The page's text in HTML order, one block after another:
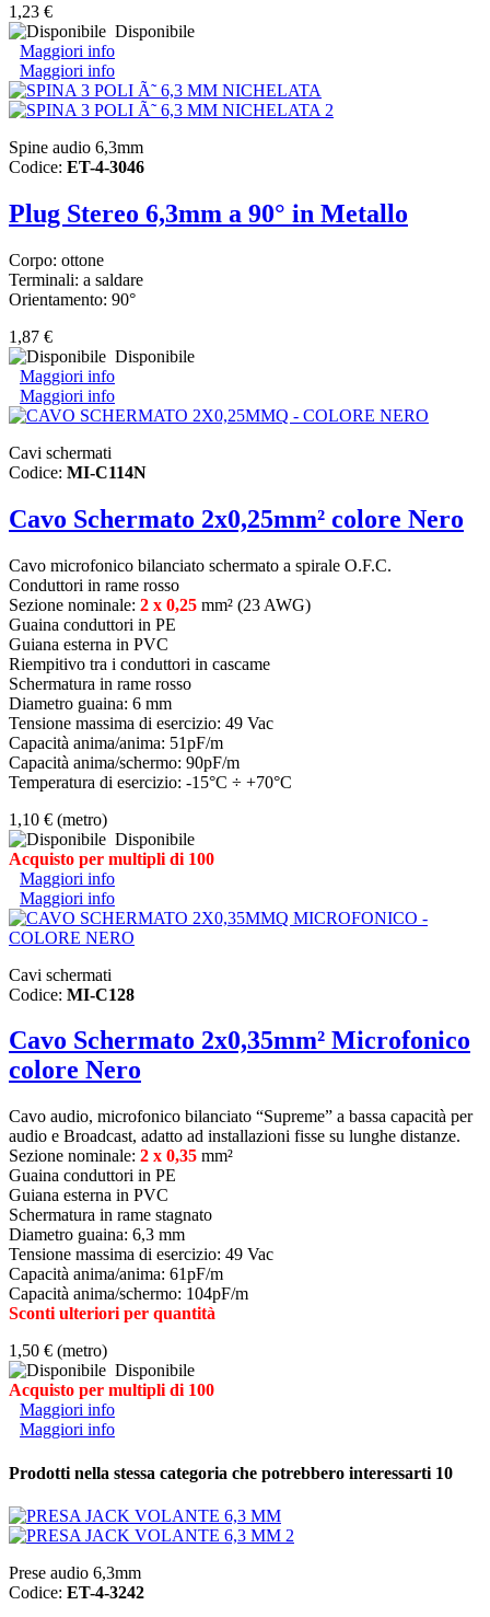
1,23 €
Disponibile
Maggiori info
Maggiori info
Spine audio 6,3mm
Codice: ET-4-3046
Plug Stereo 6,3mm a 90° in Metallo
Corpo: ottone
Terminali: a saldare
Orientamento: 90°
1,87 €
Disponibile
Maggiori info
Maggiori info
Cavi schermati
Codice: MI-C114N
Cavo Schermato 2x0,25mm² colore Nero
Cavo microfonico bilanciato schermato a spirale O.F.C.
Conduttori in rame rosso
Sezione nominale: 2 x 0,25 mm² (23 AWG)
Guaina conduttori in PE
Guiana esterna in PVC
Riempitivo tra i conduttori in cascame
Schermatura in rame rosso
Diametro guaina: 6 mm
Tensione massima di esercizio: 49 Vac
Capacità anima/anima: 51pF/m
Capacità anima/schermo: 90pF/m
Temperatura di esercizio: -15°C ÷ +70°C
1,10 € (metro)
Disponibile
Acquisto per multipli di 100
Maggiori info
Maggiori info
Cavi schermati
Codice: MI-C128
Cavo Schermato 2x0,35mm² Microfonico
colore Nero
Cavo audio, microfonico bilanciato “Supreme” a bassa capacità per
audio e Broadcast, adatto ad installazioni fisse su lunghe distanze.
Sezione nominale: 2 x 0,35 mm²
Guaina conduttori in PE
Guiana esterna in PVC
Schermatura in rame stagnato
Diametro guaina: 6,3 mm
Tensione massima di esercizio: 49 Vac
Capacità anima/anima: 61pF/m
Capacità anima/schermo: 104pF/m
Sconti ulteriori per quantità
1,50 € (metro)
Disponibile
Acquisto per multipli di 100
Maggiori info
Maggiori info
Prodotti nella stessa categoria che potrebbero interessarti 10
Prese audio 6,3mm
Codice: ET-4-3242